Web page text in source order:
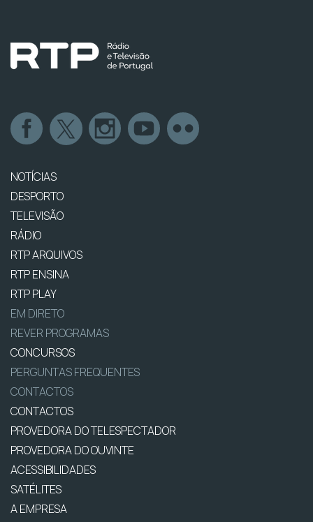
NOTÍCIAS
DESPORTO
TELEVISÃO
RÁDIO
RTP ARQUIVOS
RTP ENSINA
RTP PLAY
EM DIRETO
REVER PROGRAMAS
CONCURSOS
PERGUNTAS FREQUENTES
CONTACTOS
CONTACTOS
PROVEDORA DO TELESPECTADOR
PROVEDORA DO OUVINTE
ACESSIBILIDADES
SATÉLITES
A EMPRESA